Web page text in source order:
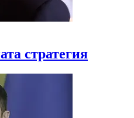
стратегия